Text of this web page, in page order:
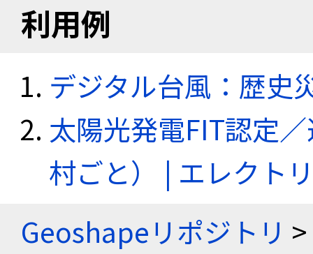
利用例
デジタル台風：歴史
太陽光発電FIT認定
村ごと） | エレクト
Geoshapeリポジトリ >